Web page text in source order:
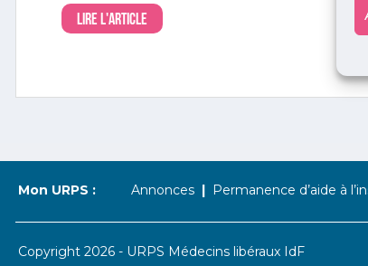
Lire l'article
Mon URPS : Annonces Permanence d’aide à
Copyright 2026 - URPS Médecins libéraux IdF